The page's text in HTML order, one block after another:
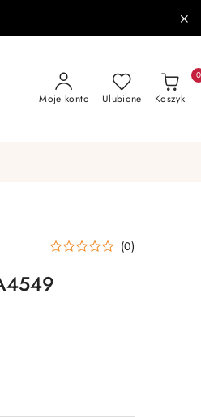
Moje konto Ulubione Koszyk
0
(0)